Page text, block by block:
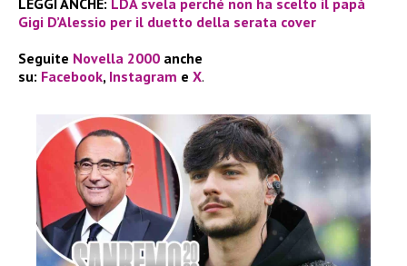
Gigi D’Alessio per il duetto della serata cover
Seguite Novella 2000 anche
su: Facebook, Instagram e X.